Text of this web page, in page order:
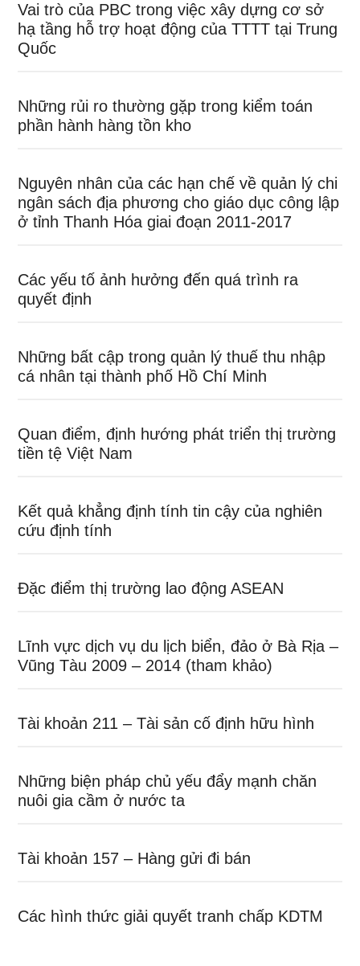
Vai trò của PBC trong việc xây dựng cơ sở
hạ tầng hỗ trợ hoạt động của TTTT tại Trung
Quốc
Những rủi ro thường gặp trong kiểm toán
phần hành hàng tồn kho
Nguyên nhân của các hạn chế về quản lý chi
ngân sách địa phương cho giáo dục công lập
ở tỉnh Thanh Hóa giai đoạn 2011-2017
Các yếu tố ảnh hưởng đến quá trình ra
quyết định
Những bất cập trong quản lý thuế thu nhập
cá nhân tại thành phố Hồ Chí Minh
Quan điểm, định hướng phát triển thị trường
tiền tệ Việt Nam
Kết quả khẳng định tính tin cậy của nghiên
cứu định tính
Đặc điểm thị trường lao động ASEAN
Lĩnh vực dịch vụ du lịch biển, đảo ở Bà Rịa –
Vũng Tàu 2009 – 2014 (tham khảo)
Tài khoản 211 – Tài sản cố định hữu hình
Những biện pháp chủ yếu đẩy mạnh chăn
nuôi gia cầm ở nước ta
Tài khoản 157 – Hàng gửi đi bán
Các hình thức giải quyết tranh chấp KDTM